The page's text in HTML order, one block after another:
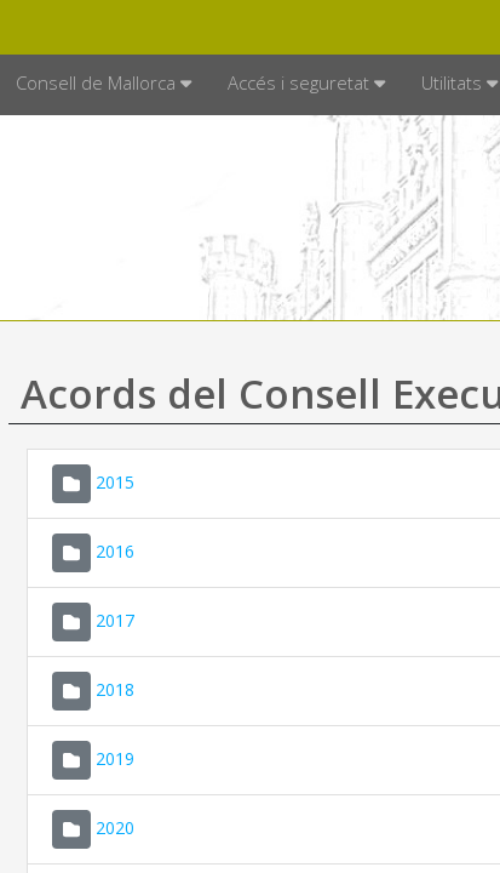
Consell de Mallorca Accés i seguretat Utilitats
Acords del Consell
2015
2016
2017
2018
2019
2020